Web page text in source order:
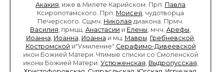
Акакия, иже в Милете Карийском. Прп. Павла
Ксиропотамского. Прп. Моисея, чудотворца
Печерского. Сщмч. Николая диакона. Прмч.
Василия, прмцц. Анастасии и Елены, мчч. Арефы,
Иоанна, Иоанна, Иоанна и мц. Мавры. Гребневской,
Костромской и"Умиление" Серафимо-Дивеевской
икон Божией Матери. Чтимые списки со Смоленской
иконы Божией Матери: Устюженская, Выдропусская,